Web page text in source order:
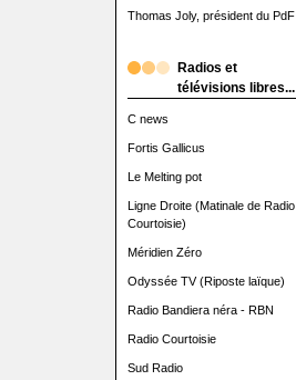
Thomas Joly, président du PdF
Radios et
télévisions libres...
C news
Fortis Gallicus
Le Melting pot
Ligne Droite (Matinale de Radio
Courtoisie)
Méridien Zéro
Odyssée TV (Riposte laïque)
Radio Bandiera néra - RBN
Radio Courtoisie
Sud Radio